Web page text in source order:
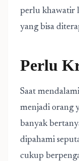
perlu khawatir
yang bisa
Perlu
Saat
menjadi orang
banyak
dipahami
cukup